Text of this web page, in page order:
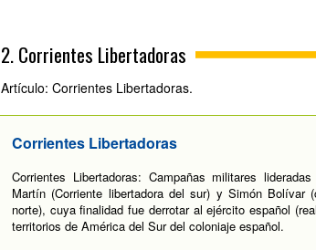
2. Corrientes Libertadoras
Artículo: Corrientes Libertadoras.
Corrientes Libertadoras
Corrientes Libertadoras: Campañas militares
Martín (Corriente libertadora del sur) y Simón Bolívar
norte), cuya finalidad fue derrotar al ejército español
territorios de América del Sur del coloniaje español.